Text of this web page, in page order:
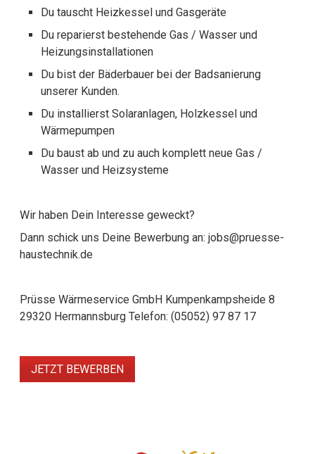
Du tauscht Heizkessel und Gasgeräte
Du reparierst bestehende Gas / Wasser und
Heizungsinstallationen
Du bist der Bäderbauer bei der Badsanierung
unserer Kunden.
Du installierst Solaranlagen, Holzkessel und
Wärmepumpen
Du baust ab und zu auch komplett neue Gas /
Wasser und Heizsysteme
Wir haben Dein Interesse geweckt?
Dann schick uns Deine Bewerbung an: jobs@pruesse-
haustechnik.de
Prüsse Wärmeservice GmbH Kumpenkampsheide 8
29320 Hermannsburg Telefon: (05052) 97 87 17
JETZT BEWERBEN